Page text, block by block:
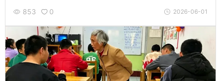
853
0 2026-06-01